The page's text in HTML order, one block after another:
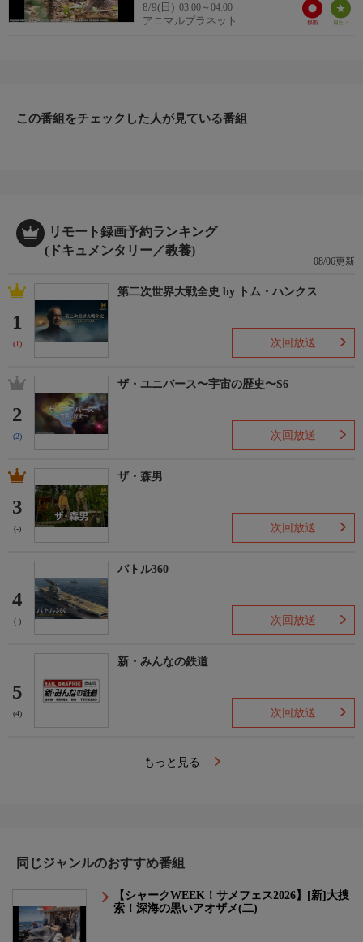
8/9(日) 03:00～04:00
アニマルプラネット
この番組をチェックした人が見ている番組
リモート録画予約ランキング
(ドキュメンタリー／教養)
08/06更新
1
(1)
第二次世界大戦全史 by トム・ハンクス
次回放送
2
(2)
ザ・ユニバース〜宇宙の歴史〜S6
次回放送
3
(-)
ザ・森男
次回放送
4
(-)
バトル360
次回放送
5
(4)
新・みんなの鉄道
次回放送
もっと見る
同じジャンルのおすすめ番組
【シャークWEEK！サメフェス2026】[新]大捜
索！深海の黒いアオザメ(二)